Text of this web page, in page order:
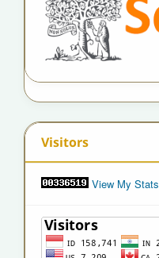
Visitors
View My Stats